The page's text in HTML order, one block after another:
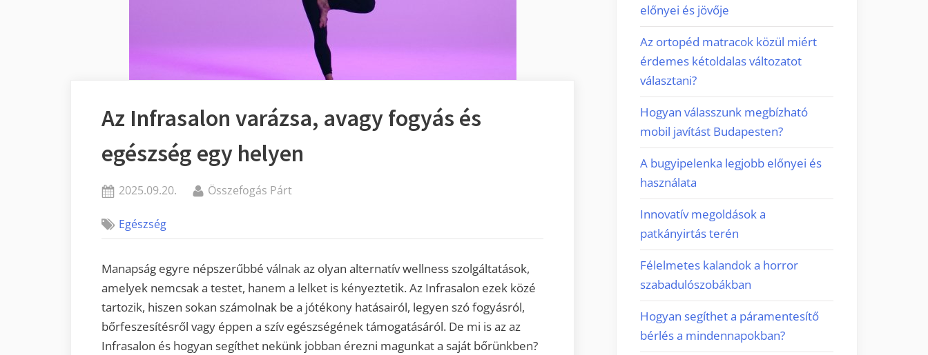
Az Infrasalon varázsa, avagy fogyás és
egészség egy helyen
Posted
2025.09.20. By
Összefogás Párt
Egészség
Manapság egyre népszerűbbé válnak az olyan alternatív wellness szolgáltatások,
amelyek nemcsak a testet, hanem a lelket is kényeztetik. Az Infrasalon ezek közé
tartozik, hiszen sokan számolnak be a jótékony hatásairól, legyen szó fogyásról,
bőrfeszesítésről vagy éppen a szív egészségének támogatásáról. De mi is az az
Infrasalon és hogyan segíthet nekünk jobban érezni magunkat a saját bőrünkben?
előnyei és jövője
Az ortopéd matracok közül miért
érdemes kétoldalas változatot
választani?
Hogyan válasszunk megbízható
mobil javítást Budapesten?
A bugyipelenka legjobb előnyei és
használata
Innovatív megoldások a
patkányirtás terén
Félelmetes kalandok a horror
szabadulószobákban
Hogyan segíthet a páramentesítő
bérlés a mindennapokban?